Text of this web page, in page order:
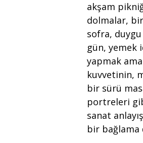
akşam
dolmalar,
sofra, duygu
gün, yemek
yapmak
kuvvetinin,
bir sürü
portreleri
sanat
bir